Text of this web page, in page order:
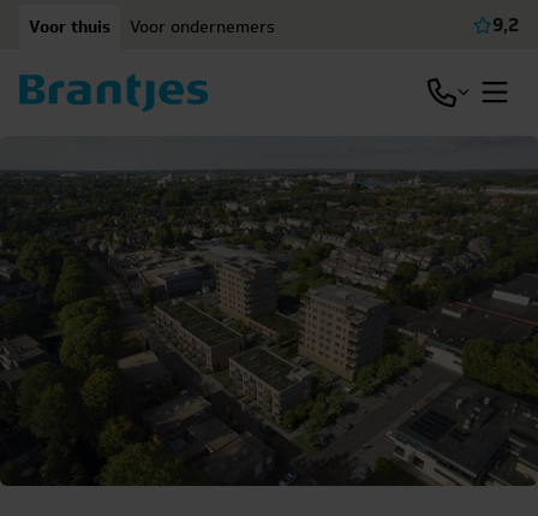
Voor thuis Voor ondernemers 9,2
Open /